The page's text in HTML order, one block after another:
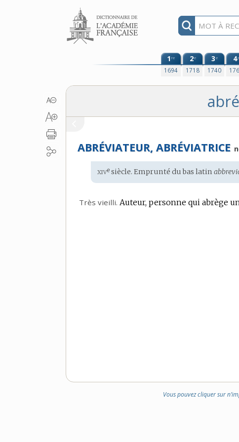
Aller au contenu
1re
1694
2e
1718
3e
1740
4e
ABRÉVIATEUR, ABRÉVIATRICE
Étymologie
:
xive siècle. Emprunté dubas latin
Très vieilli. Auteur, personne qui abrège
Vous pouvez cliquer sur